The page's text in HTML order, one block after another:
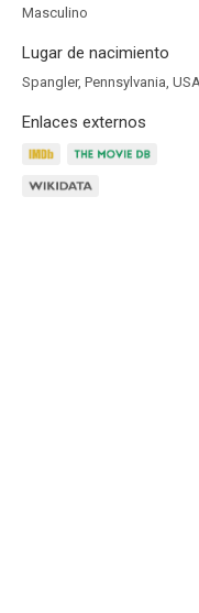
Masculino
Lugar de nacimiento
Spangler, Pennsylvania,
Enlaces externos